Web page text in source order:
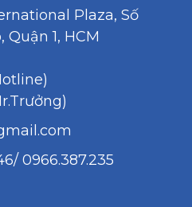
Plaza, Số
1, HCM
0966.387.235